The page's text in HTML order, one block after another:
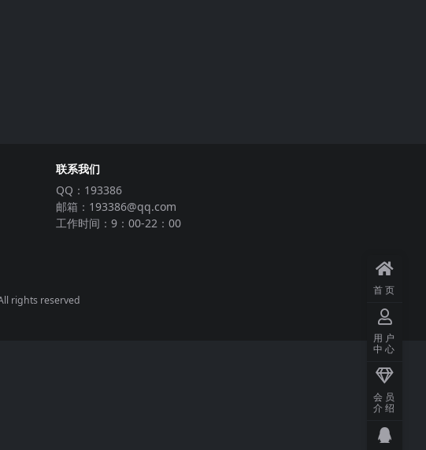
联系我们
QQ：193386
邮箱：193386@qq.com
工作时间：9：00-22：00
rights reserved
首页
用户
中心
会员
介绍